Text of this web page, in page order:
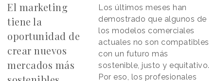
El marketing
tiene la
oportunidad de
crear nuevos
mercados más
Los últimos meses han
demostrado que algunos de
los modelos comerciales
actuales no son compatibles
con un futuro más
sostenible, justo y equitativo.
Por eso, los profesionales